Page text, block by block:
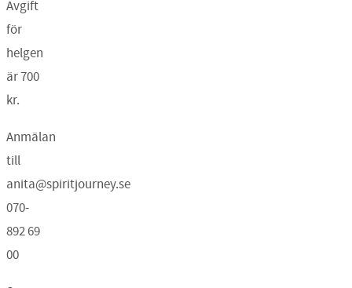
Avgift
för
helgen
är 700
kr.
Anmälan
till
anita@spiritjourney.se
070-
892 69
00